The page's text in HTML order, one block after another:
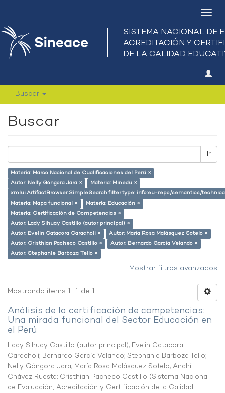
Buscar
Buscar
Ir
Materia: Marco Nacional de Cualificaciones del Perú ×
Autor: Nelly Góngora Jara ×
Materia: Minedu ×
xmlui.ArtifactBrowser.SimpleSearch.filter.type: info:eu-repo/semantics/
Materia: Mapa funcional ×
Materia: Educación ×
Materia: Certificación de Competencias ×
Autor: Lady Sihuay Castillo (autor principal) ×
Autor: Evelin Catacora Caracholi ×
Autor: María Rosa Malásquez Sotelo ×
Autor: Cristhian Pacheco Castillo ×
Autor: Bernardo García Velando ×
Autor: Stephanie Barboza Tello ×
Mostrar filtros avanzados
Mostrando ítems 1-1 de 1
Análisis de la certificación de competencias:
Una mirada funcional del Sector Educación en
el Perú
Lady Sihuay Castillo (autor principal); Evelin Catacora
Caracholi; Bernardo García Velando; Stephanie Barboza Tello;
Nelly Góngora Jara; María Rosa Malásquez Sotelo; Anahí
Chávez Ruesta; Cristhian Pacheco Castillo (Sistema Nacional
de Evaluación, Acreditación y Certificación de la Calidad